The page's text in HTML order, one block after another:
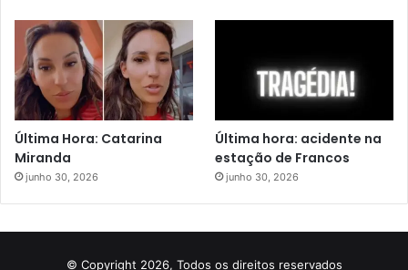
Última Hora: Catarina
Miranda
junho 30, 2026
Última hora: acidente na
estação de Francos
junho 30, 2026
© Copyright 2026, Todos os direitos reservados